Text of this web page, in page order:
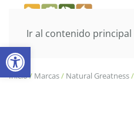
Abrir barra de herramientas
Ir al contenido principal
Inicio/ Marcas/ Natural Greatness